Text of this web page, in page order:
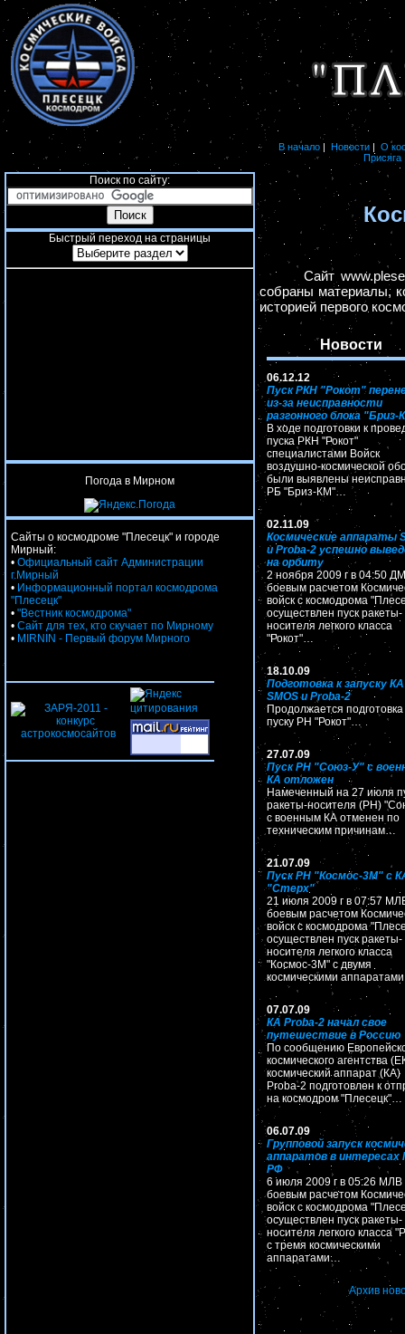
В начало | Новости | О
Присяга
Поиск по сайту:
Быстрый переход на страницы
Погода в Мирном
Сайты о космодроме "Плесецк" и городе
Мирный:
• Официальный сайт Администрации
г.Мирный
• Информационный портал космодрома
"Плесецк"
• "Вестник космодрома"
• Сайт для тех, кто скучает по Мирному
• MIRNIN - Первый форум Мирного
Сайт
собраны материалы,
историей первого
Новости
06.12.12
Пуск РКН "Рокот"
из-за неисправности
разгонного блока "Бриз-
В ходе подготовки к
пуска РКН "Рокот"
специалистами Войск
воздушно-космической
были выявлены
РБ "Бриз-КМ"…
02.11.09
Космические аппараты
и Proba-2 успешно
на орбиту
2 ноября 2009 г в 04:50
боевым расчетом
войск с космодрома
осуществлен пуск ракеты-
носителя легкого класса
"Рокот"…
18.10.09
Подготовка к запуску КА
SMOS и Proba-2
Продолжается подготовка
пуску РН "Рокот"…
27.07.09
Пуск РН "Союз-У" с
КА отложен
Намеченный на 27 июля
ракеты-носителя (РН)
с военным КА отменен по
техническим причинам…
21.07.09
Пуск РН "Космос-3М" с
"Стерх"
21 июля 2009 г в 07:57
боевым расчетом
войск с космодрома
осуществлен пуск ракеты-
носителя легкого класса
"Космос-3М" с двумя
космическими
07.07.09
КА Proba-2 начал свое
путешествие в Россию
По сообщению
космического агентства
космический аппарат (КА)
Proba-2 подготовлен к
на космодром "Плесецк"…
06.07.09
Групповой запуск
аппаратов в интересах
РФ
6 июля 2009 г в 05:26 МЛВ
боевым расчетом
войск с космодрома
осуществлен пуск ракеты-
носителя легкого класса
с тремя космическими
аппаратами…
Архив